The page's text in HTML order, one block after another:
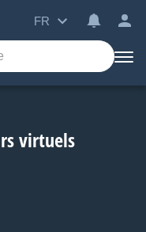
FR
virtuels